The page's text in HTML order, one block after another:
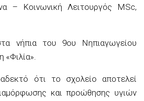
– Κοινωνική Λειτουργός MSc,
νήπια του 9ου Νηπιαγωγείου
ότι το σχολείο αποτελεί
και προώθησης υγιών